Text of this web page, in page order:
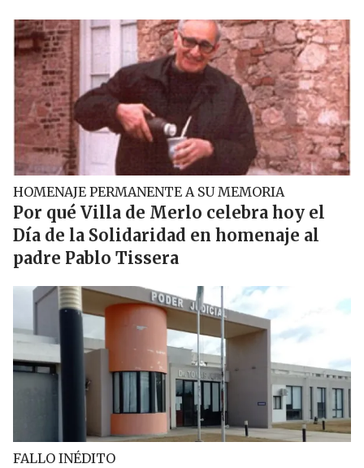
HOMENAJE PERMANENTE A SU MEMORIA
Por qué Villa de Merlo celebra hoy el
Día de la Solidaridad en homenaje al
padre Pablo Tissera
FALLO INÉDITO